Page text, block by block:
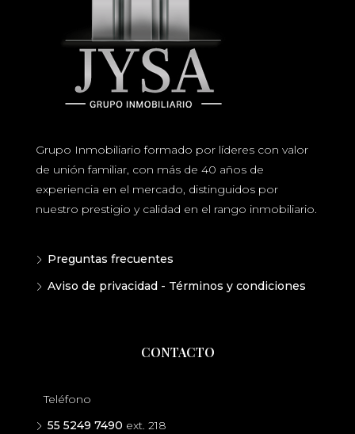
Grupo Inmobiliario formado por líderes con valor
de unión familiar, con más de 40 años de
experiencia en el mercado, distinguidos por
nuestro prestigio y calidad en el rango inmobiliario.
Preguntas frecuentes
Aviso de privacidad - Términos y condiciones
CONTACTO
Teléfono
55 5249 7490 ext. 218